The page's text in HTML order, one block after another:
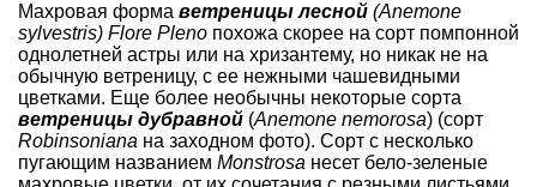
Махровая форма ветреницы лесной (Anemone
sylvestris) Flore Pleno похожа скорее на сорт помпонной
однолетней астры или на хризантему, но никак не на
обычную ветреницу, с ее нежными чашевидными
цветками. Еще более необычны некоторые сорта
ветреницы дубравной (Anemone nemorosa) (сорт
Robinsoniana на заходном фото). Сорт c несколько
пугающим названием Monstrosa несет бело-зеленые